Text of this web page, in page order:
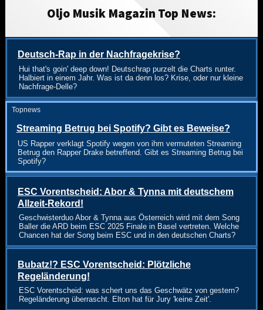
Oljo Musik Magazin Top News:
Deutsch-Rap in der Nachfragekrise?
Hui that's goin' deep down! Deutschrap purzelt die Charts runter.
Halbiert in einem Jahr. Was ist da denn los? Krise, oder nur kleine
Nachfrage-Delle?
Topnews
Streaming Betrug bei Spotify? Gibt es Beweise?
US Rapper verklagt Spotify wegen von ihm vermuteten Streaming
Betrug den Rapper Drake betreffend. Gibt es Streaming Betrug bei
Spotify?
ESC Vorentscheid: Abor & Tynna mit deutschem
Allzeit-Rekord!
Geschwisterduo Abor & Tynna aus Österreich wird mit dem Song
Baller die ARD beim ESC 2025 Finale in Basel vertreten. Welche
Chancen hat der Song beim ESC und in den deutschen Charts?
Bubatz!? ESC Vorentscheid: Plötzliche
Regeländerung!
ESC Vorentscheid: was schert uns das Geschwätz von gestern?
Regeländerung überrascht. Elton hat für Jury 'keine Zeit'.